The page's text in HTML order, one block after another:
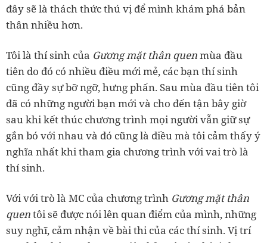
đây sẽ là thách thức thú vị để mình khám phá bản
thân nhiều hơn.
Tôi là thí sinh của Gương mặt thân quenmùa đầu
tiên do đó có nhiều điều mới mẻ, các bạn thí sinh
cũng đầy sự bỡ ngỡ, hưng phấn. Sau mùa đầu tiên tôi
đã có những người bạn mới và cho đến tận bây giờ
sau khi kết thúc chương trình mọi người vẫn giữ sự
gắn bó với nhau và đó cũng là điều mà tôi cảm thấy ý
nghĩa nhất khi tham gia chương trình với vai trò là
thí sinh.
Với với trò là MC của chương trình Gương mặt thân
quentôi sẽ được nói lên quan điểm của mình, những
suy nghĩ, cảm nhận về bài thi của các thí sinh. Vị trí